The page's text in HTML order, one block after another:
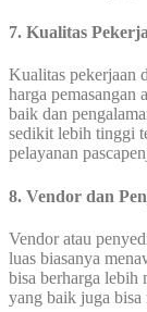
7. Kualitas Pekerja
Kualitas pekerjaan
harga pemasangan
baik dan
sedikit lebih tinggi
pelayanan
8. Vendor dan
Vendor atau
luas biasanya
bisa berharga lebih
yang baik juga bisa